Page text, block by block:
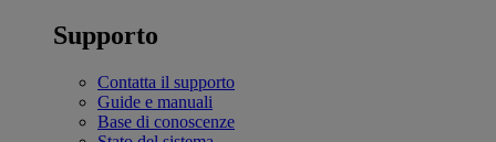
Supporto
Contatta il supporto
Guide e manuali
Base di conoscenze